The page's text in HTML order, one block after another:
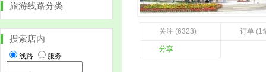
关注 (6323) 订单 (1
分享
旅游线路分类
搜索店内
线路 服务